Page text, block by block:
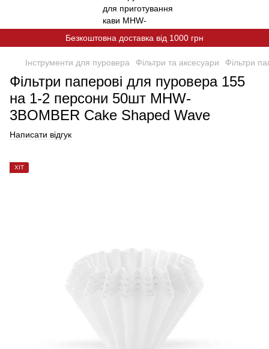
Безкоштовна доставка від 1000 грн
Інструменти для пуровера Фільтри та аксесуари Фільтри
Фільтри паперові для пуровера 155
на 1-2 персони 50шт MHW-
3BOMBER Cake Shaped Wave
Написати відгук
ХІТ